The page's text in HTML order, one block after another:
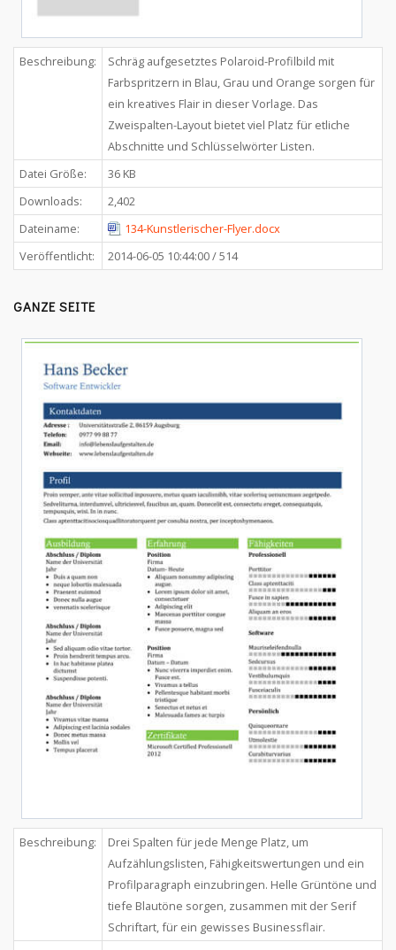
Beschreibung:
Schräg aufgesetztes Polaroid-Profilbild mit
Farbspritzern in Blau, Grau und Orange sorgen für
ein kreatives Flair in dieser Vorlage. Das
Zweispalten-Layout bietet viel Platz für etliche
Abschnitte und Schlüsselwörter Listen.
Datei Größe:
36 KB
Downloads:
2,402
Dateiname:
134-Kunstlerischer-Flyer.docx
Veröffentlicht:
2014-06-05 10:44:00 / 514
GANZE SEITE
Beschreibung:
Drei Spalten für jede Menge Platz, um
Aufzählungslisten, Fähigkeitswertungen und ein
Profilparagraph einzubringen. Helle Grüntöne und
tiefe Blautöne sorgen, zusammen mit der Serif
Schriftart, für ein gewisses Businessflair.